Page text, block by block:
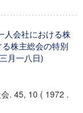
人会社における株
株主総会の特別
月一八日)
. 45, 10 ( 1972 .